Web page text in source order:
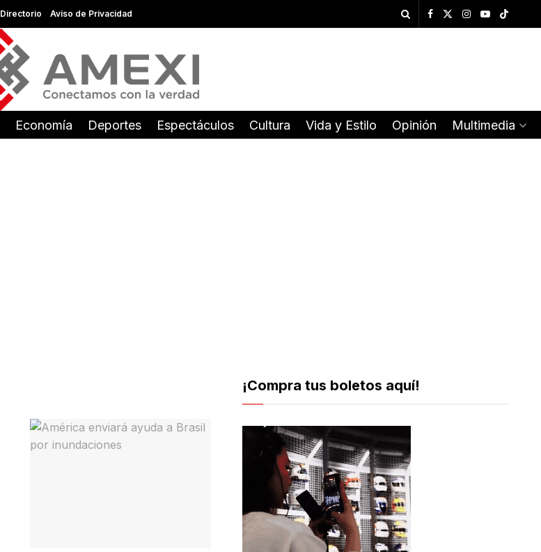
Directorio Aviso de Privacidad
Economía Deportes Espectáculos Cultura Vida y Estilo Opinión Multimedia
¡Compra tus boletos aquí!